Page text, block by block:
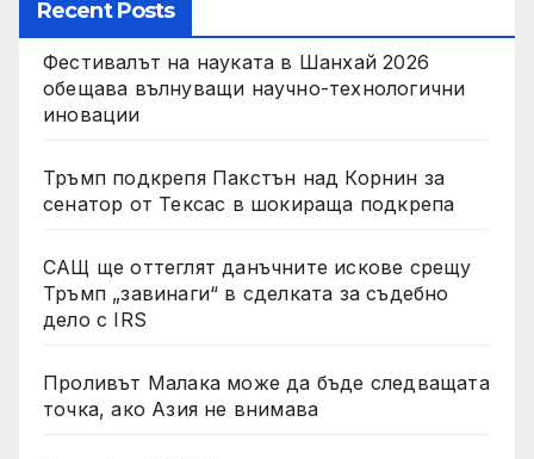
Recent Posts
Фестивалът на науката в Шанхай 2026
обещава вълнуващи научно-технологични
иновации
Тръмп подкрепя Пакстън над Корнин за
сенатор от Тексас в шокираща подкрепа
САЩ ще оттеглят данъчните искове срещу
Тръмп „завинаги“ в сделката за съдебно
дело с IRS
Проливът Малака може да бъде следващата
точка, ако Азия не внимава